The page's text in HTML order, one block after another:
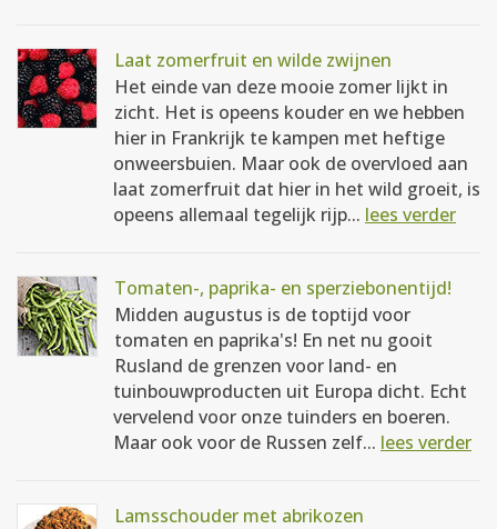
Laat zomerfruit en wilde zwijnen
Het einde van deze mooie zomer lijkt in
zicht. Het is opeens kouder en we hebben
hier in Frankrijk te kampen met heftige
onweersbuien. Maar ook de overvloed aan
laat zomerfruit dat hier in het wild groeit, is
opeens allemaal tegelijk rijp... lees verder
Tomaten-, paprika- en sperziebonentijd!
Midden augustus is de toptijd voor
tomaten en paprika's! En net nu gooit
Rusland de grenzen voor land- en
tuinbouwproducten uit Europa dicht. Echt
vervelend voor onze tuinders en boeren.
Maar ook voor de Russen zelf... lees verder
Lamsschouder met abrikozen